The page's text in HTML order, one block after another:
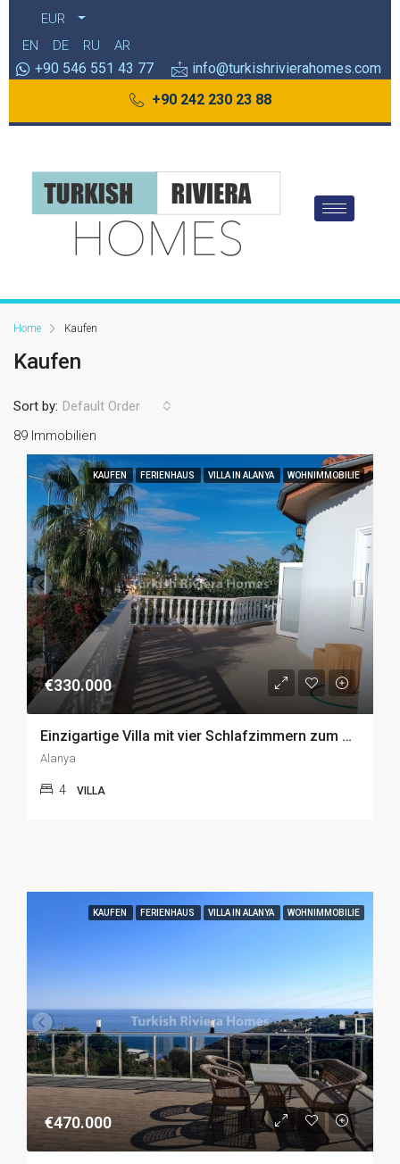
EUR
EN
DE RU AR
+90 546 551 43 77
info@turkishrivierahomes.com
+90 242 230 23 88
Home Kaufen
Kaufen
89 Immobilien
Sort by: Default Order
KAUFEN FERIENHAUS VILLA IN ALANYA WOHNIMMOBILIE
€330.000
Einzigartige Villa mit vier Schlafzimmern zum Verkauf in Payallar, Alanya
Alanya
4 VILLA
KAUFEN FERIENHAUS VILLA IN ALANYA WOHNIMMOBILIE
€470.000